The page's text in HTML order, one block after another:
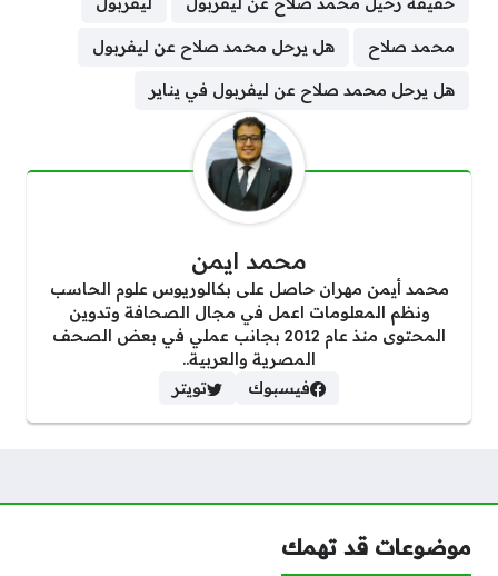
محمد صلاح هل يرحل محمد صلاح عن ليفربول
هل يرحل محمد صلاح عن ليفربول في يناير
محمد ايمن
محمد أيمن مهران حاصل على بكالوريوس علوم الحاسب
ونظم المعلومات اعمل في مجال الصحافة وتدوين
المحتوى منذ عام 2012 بجانب عملي في بعض الصحف
المصرية والعربية..
فيسبوك
تويتر
موضوعات قد تهمك